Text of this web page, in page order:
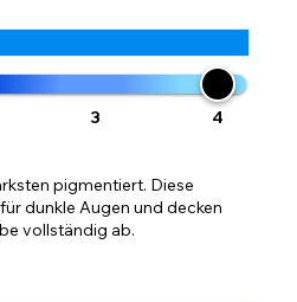
3
4
pigmentiert. Diese
dunkle Augen und decken
vollständig ab.